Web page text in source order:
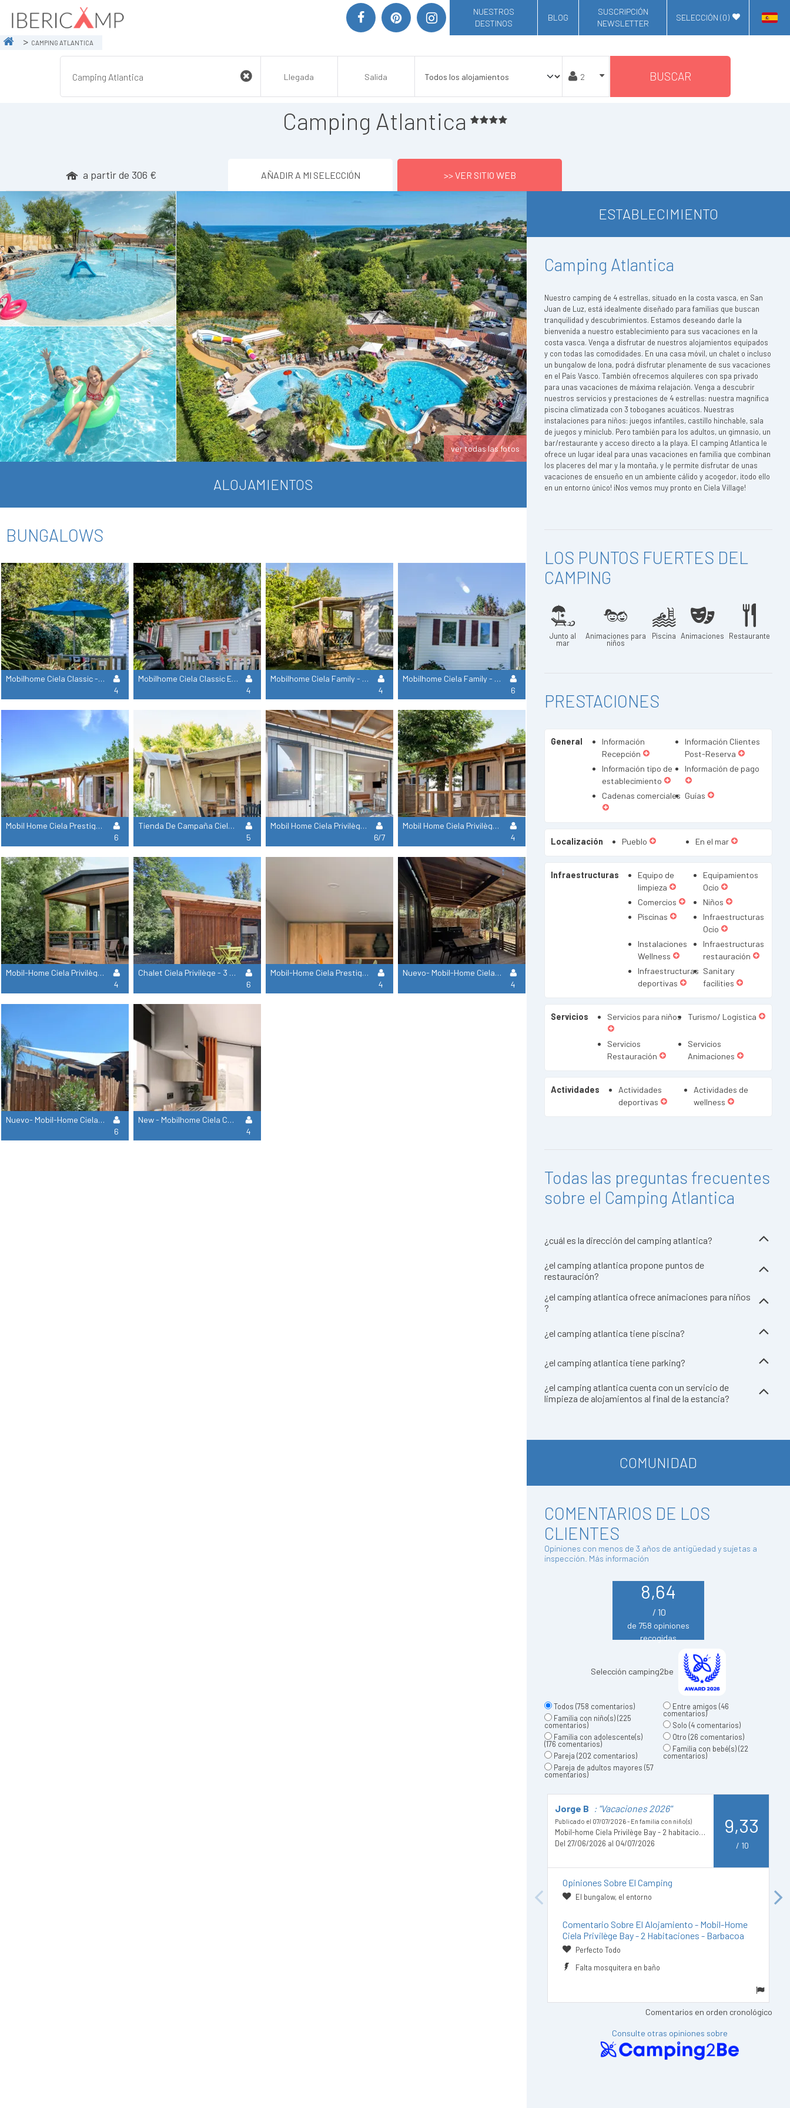
NUESTROS
DESTINOS
BLOG
SUSCRIPCIÓN
NEWSLETTER
SELECCIÓN (0)
CAMPING ATLANTICA
BUSCAR
Camping Atlantica
a partir de 306 € AÑADIR A MI SELECCIÓN >> VER SITIO WEB
ver todas las fotos
ALOJAMIENTOS
BUNGALOWS
Mobilhome Ciela Classic - 2 Habitaciones
4
Mobilhome Ciela Classic Espace - 2 Habitaciones
4
Mobilhome Ciela Family - 2 Habitaciones
4
Mobilhome Ciela Family - 3 Habitaciones
6
Mobil Home Ciela Prestige-3 Dormitorios Incluyendo 1 Suite Principal - Ropa De Cama, Toallas Y Barbacoa Incluidos
6
Tienda De Campaña Ciela Nature Lodge - 2 Dormitorios - Cocina Equipada - Cuarto De Baño
5
Mobil Home Ciela Privilège- 3 Habitaciones - Aire Acondicionado - Televisión - Lavavajillas
6/7
Mobil Home Ciela Privilège - 2 Habitaciones - Barbacoa
4
Mobil-Home Ciela Privilège Bay - 2 Habitaciones - Barbacoa
4
Chalet Ciela Privilège - 3 Habitaciones - Barbacoa
6
Mobil-Home Ciela Prestige - 2 Habitaciones De Las Cuales 1 Suite Principal - Ropa De Cama, Toallas Y Barbacoa
4
Nuevo- Mobil-Home Ciela Exception Spa- 2 Dormitorios Incluyendo 1 Suite Parental- Sabanas, Toallas Y Plancha
4
Nuevo- Mobil-Home Ciela Exception Spa- 3 Habitaciones Incluyendo 1 Suite Parental- Sabanas, Toallas Y Plancha
6
New - Mobilhome Ciela Confort Compact - 2 Habitaciones
4
ESTABLECIMIENTO
Camping Atlantica
Nuestro camping de 4 estrellas, situado en la costa vasca, en San
Juan de Luz, está idealmente diseñado para familias que buscan
tranquilidad y descubrimientos. Estamos deseando darle la
bienvenida a nuestro establecimiento para sus vacaciones en la
costa vasca. Venga a disfrutar de nuestros alojamientos equipados
y con todas las comodidades. En una casa móvil, un chalet o incluso
un bungalow de lona, podrá disfrutar plenamente de sus vacaciones
en el País Vasco. También ofrecemos alquileres con spa privado
para unas vacaciones de máxima relajación. Venga a descubrir
nuestros servicios y prestaciones de 4 estrellas: nuestra magnífica
piscina climatizada con 3 toboganes acuáticos. Nuestras
instalaciones para niños: juegos infantiles, castillo hinchable, sala
de juegos y miniclub. Pero también para los adultos, un gimnasio, un
bar/restaurante y acceso directo a la playa. El camping Atlantica le
ofrece un lugar ideal para unas vacaciones en familia que combinan
los placeres del mar y la montaña, y le permite disfrutar de unas
vacaciones de ensueño en un ambiente cálido y acogedor, ¡todo ello
en un entorno único! ¡Nos vemos muy pronto en Ciela Village!
LOS PUNTOS FUERTES DEL
CAMPING
Junto al
mar
Animaciones para
niños
Piscina Animaciones Restaurante
PRESTACIONES
General
Información
Recepción
Información Clientes
Post-Reserva
Información tipo de
establecimiento
Información de pago
Cadenas comerciales Guías
Localización Pueblo En el mar
Infraestructuras
Equipo de
limpieza
Equipamientos
Ocio
Comercios
Niños
Piscinas
Infraestructuras
Ocio
Instalaciones
Wellness
Infraestructuras
restauración
Infraestructuras
deportivas
Sanitary
facilities
Servicios Servicios para niños Turismo/ Logística
Servicios
Restauración
Servicios
Animaciones
Actividades
Actividades
deportivas
Actividades de
wellness
Todas las preguntas frecuentes
sobre el Camping Atlantica
¿cuál es la dirección del camping atlantica?
¿el camping atlantica propone puntos de
restauración?
¿el camping atlantica ofrece animaciones para niños
?
¿el camping atlantica tiene piscina?
¿el camping atlantica tiene parking?
¿el camping atlantica cuenta con un servicio de
limpieza de alojamientos al final de la estancia?
COMUNIDAD
COMENTARIOS DE LOS
CLIENTES
Opiniones con menos de 3 años de antigüedad y sujetas a
inspección. Más información
8,64
/ 10
de 758 opiniones
recogidas
Selección camping2be
Todos (758 comentarios)
Familia con niño(s)(225
comentarios)
Familia con adolescente(s)
(176 comentarios)
Pareja (202 comentarios)
Pareja de adultos mayores (57
comentarios)
Entre amigos (46
comentarios)
Solo (4 comentarios)
Otro (26 comentarios)
Familia con bebé(s)(22
comentarios)
Previous
Jorge B : "Vacaciones 2026"
Publicado el 07/07/2026 - En familia con niño(s)
Mobil-home Ciela Privilège Bay - 2 habitaciones - barbacoa
Del 27/06/2026 al 04/07/2026
9,33
/ 10
Opiniones Sobre El Camping
El bungalow, el entorno
Comentario Sobre El Alojamiento - Mobil-Home
Ciela Privilège Bay - 2 Habitaciones - Barbacoa
Perfecto Todo
Falta mosquitera en baño
Next
Comentarios en orden cronológico
Consulte otras opiniones sobre